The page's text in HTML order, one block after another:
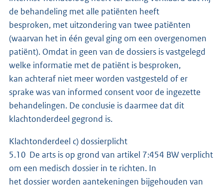
de behandeling met alle patiënten heeft
besproken, met uitzondering van twee patiënten
(waarvan het in één geval ging om een overgenomen
patiënt). Omdat in geen van de dossiers is vastgelegd
welke informatie met de patiënt is besproken,
kan achteraf niet meer worden vastgesteld of er
sprake was van informed consent voor de ingezette
behandelingen. De conclusie is daarmee dat dit
klachtonderdeel gegrond is.
Klachtonderdeel c) dossierplicht
5.10 De arts is op grond van artikel 7:454 BW verplicht
om een medisch dossier in te richten. In
het dossier worden aantekeningen bijgehouden van